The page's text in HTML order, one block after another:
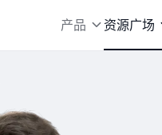
产品 资源广场